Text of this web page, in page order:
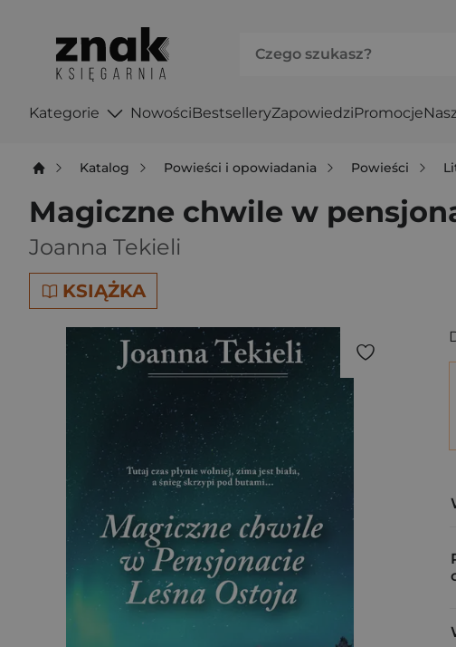
Kategorie NowościBestselleryZapowiedziPromocje
Katalog Powieści i opowiadania Powieści
Magiczne chwile w
Joanna Tekieli
KSIĄŻKA